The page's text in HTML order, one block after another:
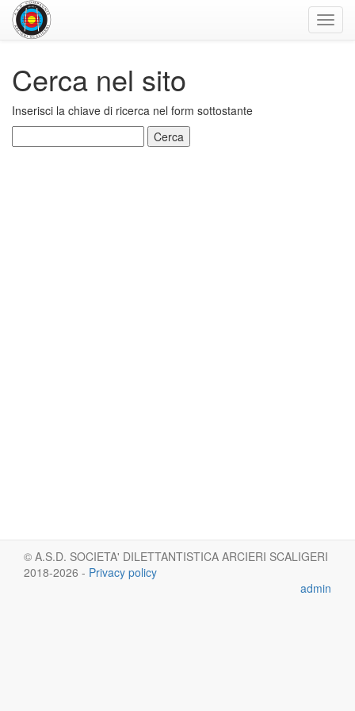
Cerca nel sito
Inserisci la chiave di ricerca nel form sottostante
© A.S.D. SOCIETA' DILETTANTISTICA ARCIERI SCALIGERI
2018-2026 - Privacy policy
admin